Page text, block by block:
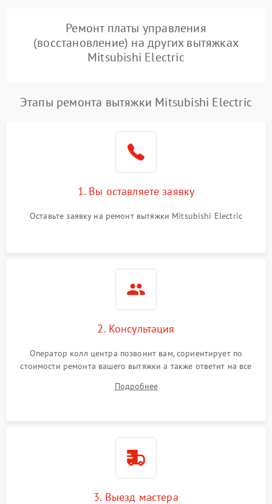
Ремонт платы управления
(восстановление) на других вытяжках
Mitsubishi Electric
Этапы ремонта вытяжки Mitsubishi Electric
1. Вы оставляете заявку
Оставьте заявку на ремонт вытяжки Mitsubishi Electric
2. Консультация
Оператор колл центра позвонит вам, сориентирует по
стоимости ремонта вашего вытяжки а также ответит на все
Подробнее
3. Выезд мастера